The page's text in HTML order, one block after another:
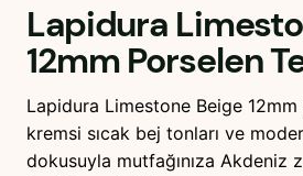
Lapidura
12mm Porselen
Lapidura Limestone Beige
kremsi sıcak bej tonları ve
dokusuyla mutfağınıza Akdeniz